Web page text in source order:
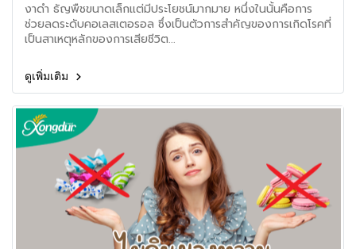
งาดำ ธัญพืชขนาดเล็กแต่มีประโยชน์มากมาย หนึ่งในนั้นคือการ
ช่วยลดระดับคอเลสเตอรอล ซึ่งเป็นตัวการสำคัญของการเกิดโรคที่
เป็นสาเหตุหลักของการเสียชีวิต...
ดูเพิ่มเติม